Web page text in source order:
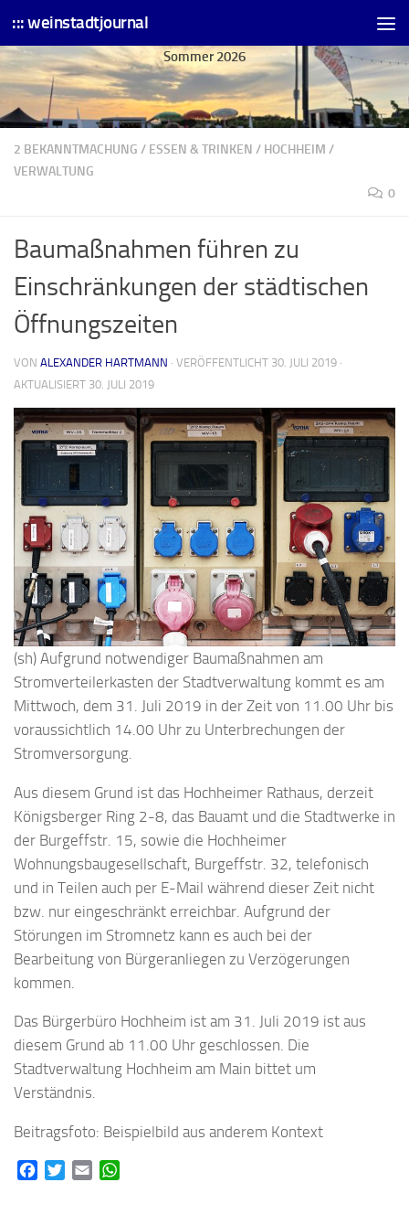
Skip to content
::: weinstadtjournal
Sommer 2026
2 BEKANNTMACHUNG / ESSEN & TRINKEN / HOCHHEIM /
VERWALTUNG
0
Baumaßnahmen führen zu
Einschränkungen der städtischen
Öffnungszeiten
VON ALEXANDER HARTMANN · VERÖFFENTLICHT 30. JULI 2019 ·
AKTUALISIERT 30. JULI 2019
(sh) Aufgrund notwendiger Baumaßnahmen am
Stromverteilerkasten der Stadtverwaltung kommt es am
Mittwoch, dem 31. Juli 2019 in der Zeit von 11.00 Uhr bis
voraussichtlich 14.00 Uhr zu Unterbrechungen der
Stromversorgung.
Aus diesem Grund ist das Hochheimer Rathaus, derzeit
Königsberger Ring 2-8, das Bauamt und die Stadtwerke in
der Burgeffstr. 15, sowie die Hochheimer
Wohnungsbaugesellschaft, Burgeffstr. 32, telefonisch
und in Teilen auch per E-Mail während dieser Zeit nicht
bzw. nur eingeschränkt erreichbar. Aufgrund der
Störungen im Stromnetz kann es auch bei der
Bearbeitung von Bürgeranliegen zu Verzögerungen
kommen.
Das Bürgerbüro Hochheim ist am 31. Juli 2019 ist aus
diesem Grund ab 11.00 Uhr geschlossen. Die
Stadtverwaltung Hochheim am Main bittet um
Verständnis.
Beitragsfoto: Beispielbild aus anderem Kontext
FacebookTwitterEmail